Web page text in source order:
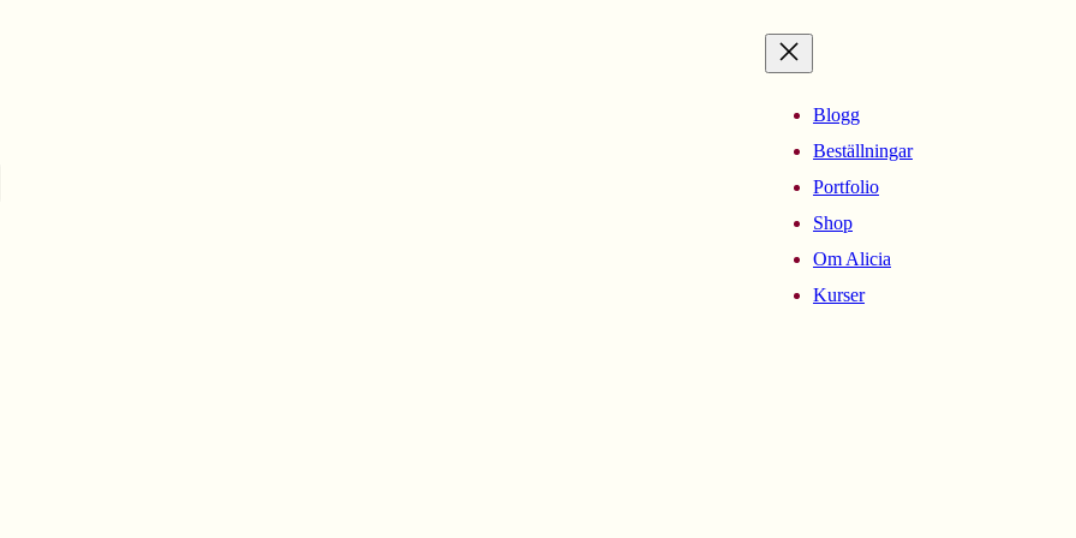
Blogg
Beställningar
Portfolio
Shop
Om Alicia
Kurser